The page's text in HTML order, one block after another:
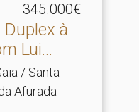
345.000€
à
Dom Lui.​..
/ Santa
Afurada